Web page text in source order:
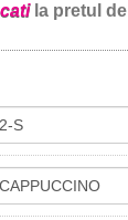
la pretul de